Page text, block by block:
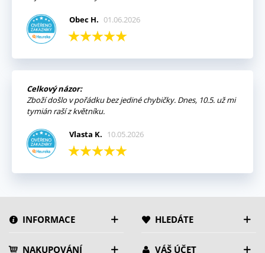
Obec H. 01.06.2026
Celkový názor:
Zboží došlo v pořádku bez jediné chybičky. Dnes, 10.5. už mi
tymián raší z květníku.
Vlasta K. 10.05.2026
INFORMACE HLEDÁTE
NAKUPOVÁNÍ VÁŠ ÚČET